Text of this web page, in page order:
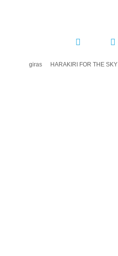
giras HARAKIRI FOR THE SKY